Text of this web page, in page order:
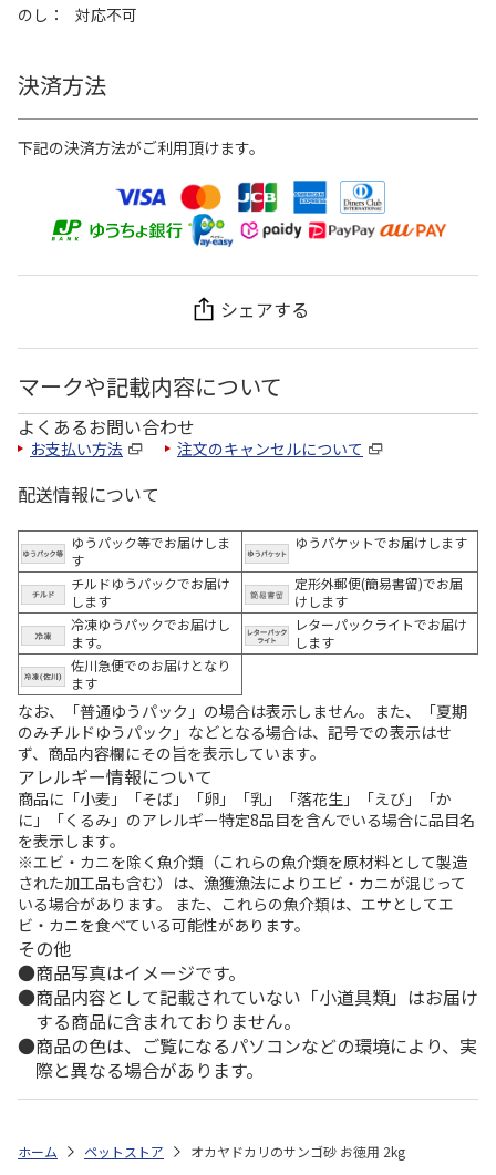
のし
対応不可
決済方法
下記の決済方法がご利用頂けます。
シェアする
マークや記載内容について
よくあるお問い合わせ
お支払い方法 注文のキャンセルについて
配送情報について
ゆうパック等でお届けしま
す
ゆうパケットでお届けします
チルドゆうパックでお届け
します
定形外郵便(簡易書留)でお届
けします
冷凍ゆうパックでお届けし
ます。
レターパックライトでお届け
します
佐川急便でのお届けとなり
ます
なお、「普通ゆうパック」の場合は表示しません。また、「夏期
のみチルドゆうパック」などとなる場合は、記号での表示はせ
ず、商品内容欄にその旨を表示しています。
アレルギー情報について
商品に「小麦」「そば」「卵」「乳」「落花生」「えび」「か
に」「くるみ」のアレルギー特定8品目を含んでいる場合に品目名
を表示します。
※エビ・カニを除く魚介類（これらの魚介類を原材料として製造
された加工品も含む）は、漁獲漁法によりエビ・カニが混じって
いる場合があります。 また、これらの魚介類は、エサとしてエ
ビ・カニを食べている可能性があります。
その他
商品写真はイメージです。
商品内容として記載されていない「小道具類」はお届け
する商品に含まれておりません。
商品の色は、ご覧になるパソコンなどの環境により、実
際と異なる場合があります。
ホーム ペットストア オカヤドカリのサンゴ砂 お徳用 2kg